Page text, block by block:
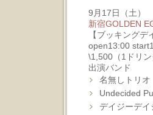
9月17日（土）
新宿GOLDEN
【ブッキングデ
open13:00
\1,500（1ドリン
出演バンド
名無しトリオ
Undecided
デイジーデイ